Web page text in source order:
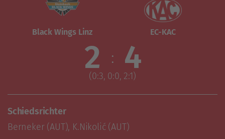
Black Wings Linz
2 : 4
(0:3, 0:0, 2:1)
EC-KAC
Schiedsrichter
Berneker (AUT), K.Nikolić (AUT)